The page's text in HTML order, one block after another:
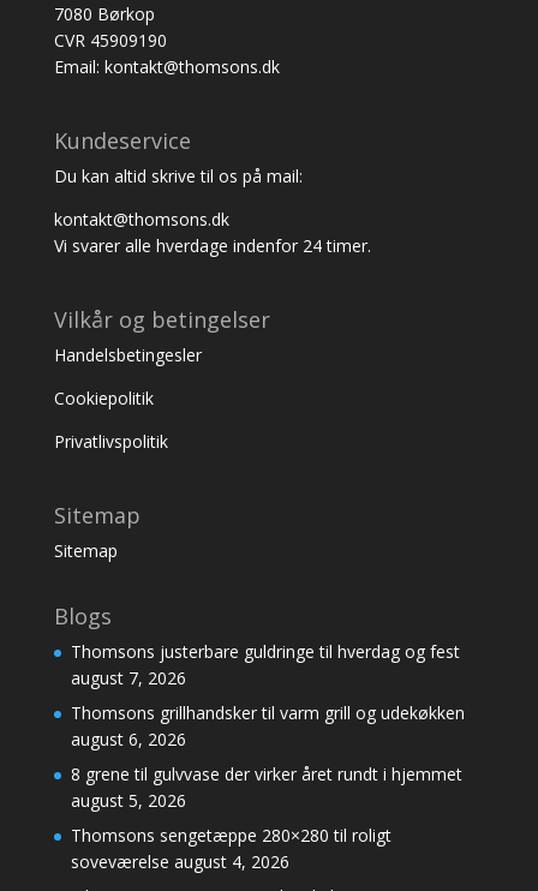
7080 Børkop
CVR 45909190
Email: kontakt@thomsons.dk
Kundeservice
Du kan altid skrive til os på mail:
kontakt@thomsons.dk
Vi svarer alle hverdage indenfor 24 timer.
Vilkår og betingelser
Handelsbetingesler
Cookiepolitik
Privatlivspolitik
Sitemap
Sitemap
Blogs
Thomsons justerbare guldringe til hverdag og fest
august 7, 2026
Thomsons grillhandsker til varm grill og udekøkken
august 6, 2026
8 grene til gulvvase der virker året rundt i hjemmet
august 5, 2026
Thomsons sengetæppe 280×280 til roligt
soveværelse august 4, 2026